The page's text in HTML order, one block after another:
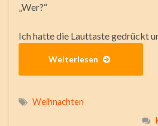
„Wer?“
Ich hatte die Lauttaste gedrückt
Weiterlesen
Weihnachten